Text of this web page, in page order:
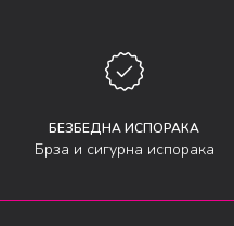
БЕЗБЕДНА ИСПОРАКА
Брза и сигурна испорака